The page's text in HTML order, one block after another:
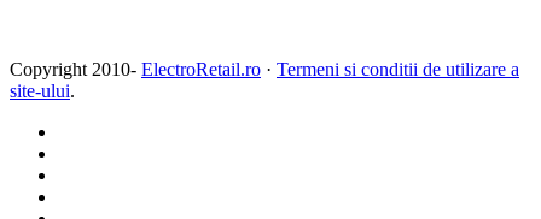
Copyright 2010- ElectroRetail.ro · Termeni si conditii de utilizare a
site-ului.